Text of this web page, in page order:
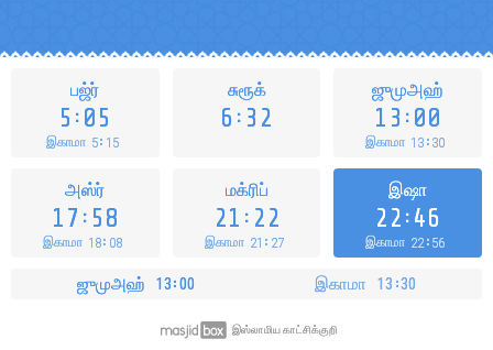
பஜ்ர்
5 05
இகாமா 5 15
சுரூக்
6 32
ஜுமுஅஹ்
13 00
இகாமா 13 30
அஸ்ர்
17 58
இகாமா 18 08
மக்ரிப்
21 22
இகாமா 21 27
இஷா
22 46
இகாமா 22 56
ஜுமுஅஹ் 13 00 இகாமா 13 30
இஸ்லாமிய காட்சிக்குறி